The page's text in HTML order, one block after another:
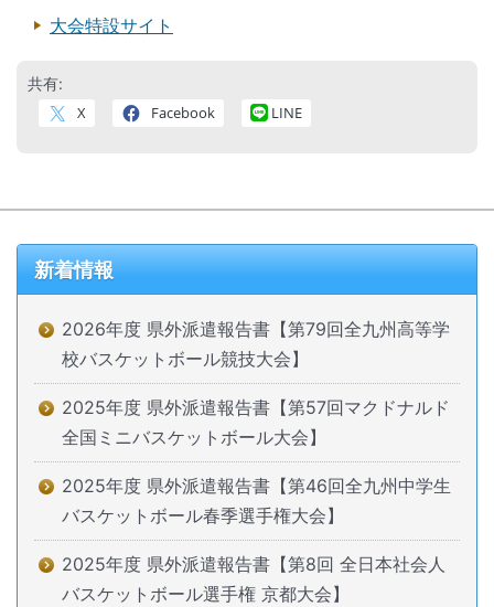
大会特設サイト
共有:
X Facebook LINE
新着情報
2026年度 県外派遣報告書【第79回全九州高等学
校バスケットボール競技大会】
2025年度 県外派遣報告書【第57回マクドナルド
全国ミニバスケットボール大会】
2025年度 県外派遣報告書【第46回全九州中学生
バスケットボール春季選手権大会】
2025年度 県外派遣報告書【第8回 全日本社会人
バスケットボール選手権 京都大会】